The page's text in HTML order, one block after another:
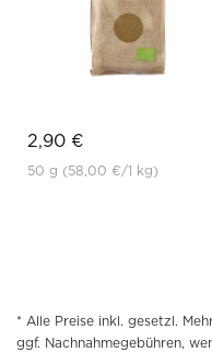
2,90 €
50 g (58,00 €/1 kg)
* Alle Preise inkl. gesetzl.
ggf. Nachnahmegebühren,